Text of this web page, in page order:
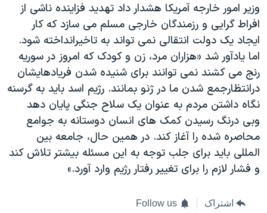
وزیر امور خارجه آمریکا هشدار داد تهدید فزاینده ناشی از
افراط گرایی و رزمندگان خارجی مسلم می سازد که کار
ایجاد یک دولت انتقالی نمی تواند به تاخیرانداخته شود.
اما یادآور شد «هزاران مرد، زن و کودک که امروز در سوریه
رنج می کشند نمی توانند برای شنیده شدن فریادهایشان
درانتظارجمع شدن ما در ژنو بمانند. رژیم اسد باید به گرسنه
نگاه داشتن مردم به عنوان یک سلاح جنگی پایان دهد
وبی درنگ رسیدن کمک های انسان دوستانه به جوامع
محاصره شده را آغاز کند. در همین حال، جامعه بین
المللی باید برای جلب توجه به این مسئله بیشتر تلاش کند
و فشار لازم را برای تغییر رفتار رژیم وارد آورد.»
اشتراک Follow us